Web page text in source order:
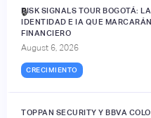
RISK SIGNALS TOUR BOGOTÁ:
IDENTIDAD E IA QUE
FINANCIERO
August 6, 2026
CRECIMIENTO
🔒
TOPPAN SECURITY Y BBVA